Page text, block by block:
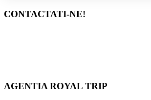
CONTACTATI-NE!
AGENTIA ROYAL TRIP